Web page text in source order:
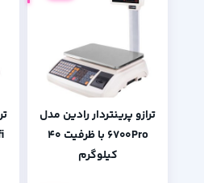
ترازو پرینتردار رادین مدل
۶۷۰۰Pro با ظرفیت ۴۰
کیلوگرم